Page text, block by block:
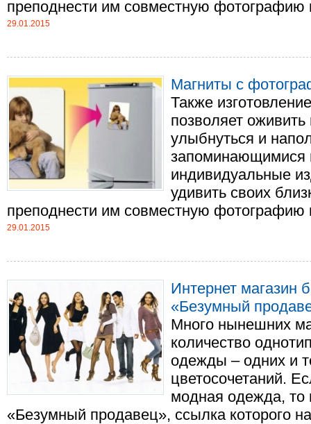
преподнести им совместную фотографию
29.01.2015
Магниты с
Также
позволяет
улыбнуться и
запоминающимися
индивидуальные
удивить своих
преподнести им совместную фотографию
29.01.2015
Интернет магазин
«Безумный
Много нынешних
количество
одежды – одних и
цветосочетаний.
модная одежда, то
«Безумный продавец», ссылка которого